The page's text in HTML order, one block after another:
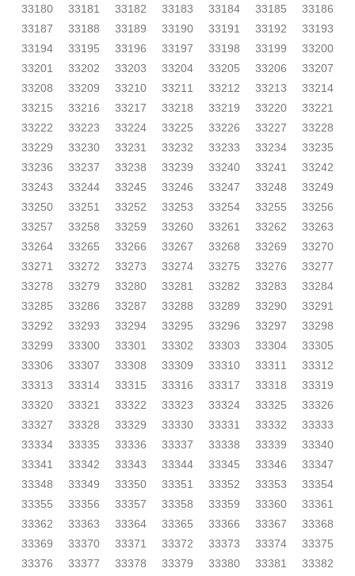
33180
33181 33182 33183 33184 33185
33186
33187
33188 33189 33190 33191 33192
33193
33194
33195 33196 33197 33198 33199
33200
33201
33202 33203 33204 33205 33206
33207
33208
33209 33210 33211 33212 33213
33214
33215
33216 33217 33218 33219 33220
33221
33222
33223 33224 33225 33226 33227
33228
33229
33230 33231 33232 33233 33234
33235
33236
33237 33238 33239 33240 33241
33242
33243
33244 33245 33246 33247 33248
33249
33250
33251 33252 33253 33254 33255
33256
33257
33258 33259 33260 33261 33262
33263
33264
33265 33266 33267 33268 33269
33270
33271
33272 33273 33274 33275 33276
33277
33278
33279 33280 33281 33282 33283
33284
33285
33286 33287 33288 33289 33290
33291
33292
33293 33294 33295 33296 33297
33298
33299
33300 33301 33302 33303 33304
33305
33306
33307 33308 33309 33310 33311
33312
33313
33314 33315 33316 33317 33318
33319
33320
33321 33322 33323 33324 33325
33326
33327
33328 33329 33330 33331 33332
33333
33334
33335 33336 33337 33338 33339
33340
33341
33342 33343 33344 33345 33346
33347
33348
33349 33350 33351 33352 33353
33354
33355
33356 33357 33358 33359 33360
33361
33362
33363 33364 33365 33366 33367
33368
33369
33370 33371 33372 33373 33374
33375
33376
33377 33378 33379 33380 33381
33382